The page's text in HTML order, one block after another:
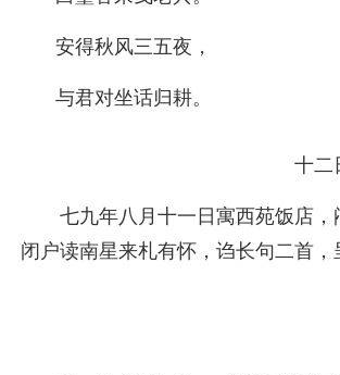
安得秋风三五夜，
与君对坐话归耕。
十二
七九年八月十一日寓西苑饭店，
闭户读南星来札有怀，诌长句二首，